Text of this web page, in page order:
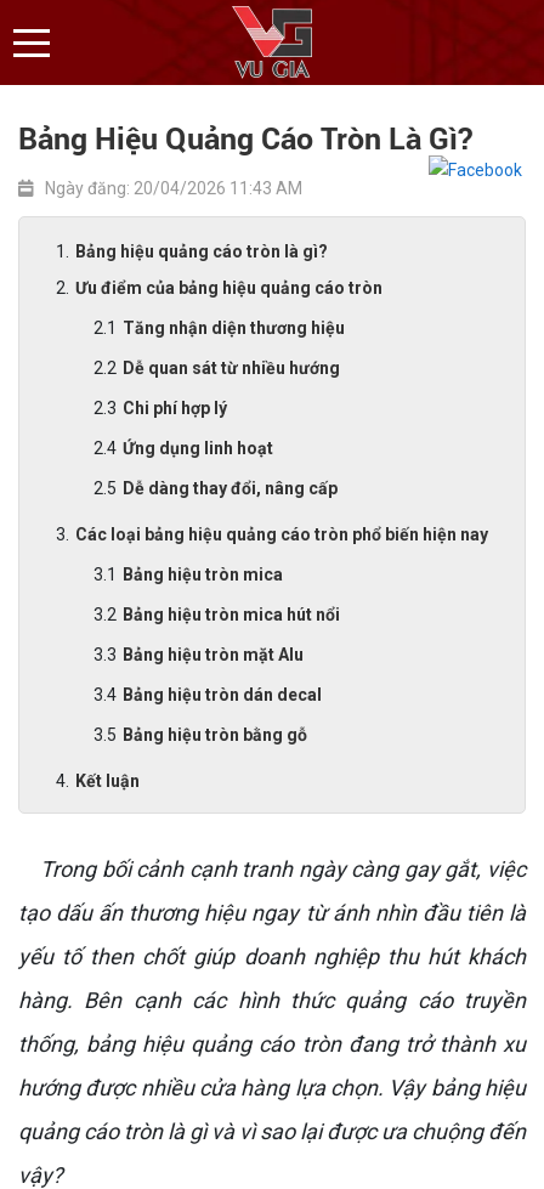
Bảng Hiệu Quảng Cáo Tròn Là Gì?
Ngày đăng: 20/04/2026 11:43 AM
Bảng hiệu quảng cáo tròn là gì?
Ưu điểm của bảng hiệu quảng cáo tròn
Tăng nhận diện thương hiệu
Dễ quan sát từ nhiều hướng
Chi phí hợp lý
Ứng dụng linh hoạt
Dễ dàng thay đổi, nâng cấp
Các loại bảng hiệu quảng cáo tròn phổ biến hiện nay
Bảng hiệu tròn mica
Bảng hiệu tròn mica hút nổi
Bảng hiệu tròn mặt Alu
Bảng hiệu tròn dán decal
Bảng hiệu tròn bằng gỗ
Kết luận
Trong bối cảnh cạnh tranh ngày càng gay gắt, việc
tạo dấu ấn thương hiệu ngay từ ánh nhìn đầu tiên là
yếu tố then chốt giúp doanh nghiệp thu hút khách
hàng. Bên cạnh các hình thức quảng cáo truyền
thống, bảng hiệu quảng cáo tròn đang trở thành xu
hướng được nhiều cửa hàng lựa chọn. Vậy bảng hiệu
quảng cáo tròn là gì và vì sao lại được ưa chuộng đến
vậy?